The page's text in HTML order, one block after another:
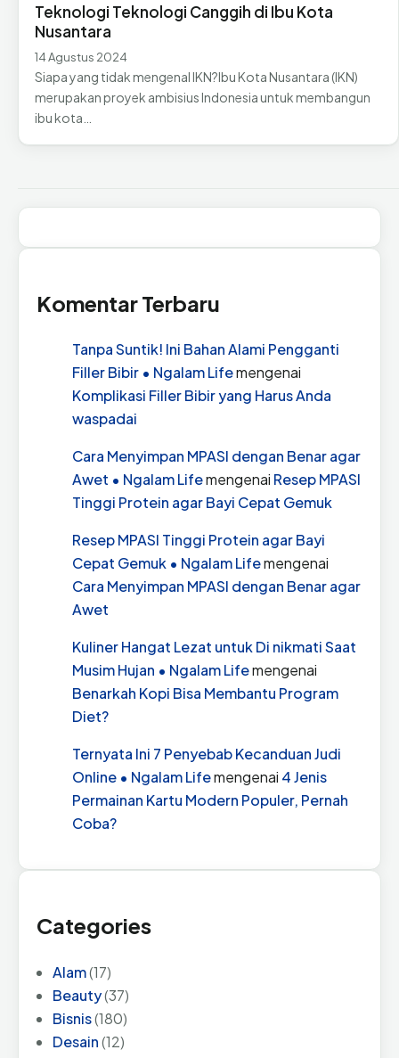
Teknologi Teknologi Canggih di Ibu Kota
Nusantara
14 Agustus 2024
Siapa yang tidak mengenal IKN?Ibu Kota Nusantara (IKN)
merupakan proyek ambisius Indonesia untuk membangun
ibu kota…
Komentar Terbaru
Tanpa Suntik! Ini Bahan Alami Pengganti
Filler Bibir • Ngalam Lifemengenai
Komplikasi Filler Bibir yang Harus Anda
waspadai
Cara Menyimpan MPASI dengan Benar agar
Awet • Ngalam Lifemengenai Resep MPASI
Tinggi Protein agar Bayi Cepat Gemuk
Resep MPASI Tinggi Protein agar Bayi
Cepat Gemuk • Ngalam Lifemengenai
Cara Menyimpan MPASI dengan Benar agar
Awet
Kuliner Hangat Lezat untuk Di nikmati Saat
Musim Hujan • Ngalam Lifemengenai
Benarkah Kopi Bisa Membantu Program
Diet?
Ternyata Ini 7 Penyebab Kecanduan Judi
Online • Ngalam Lifemengenai 4 Jenis
Permainan Kartu Modern Populer, Pernah
Coba?
Categories
Alam(17)
Beauty(37)
Bisnis(180)
Desain(12)